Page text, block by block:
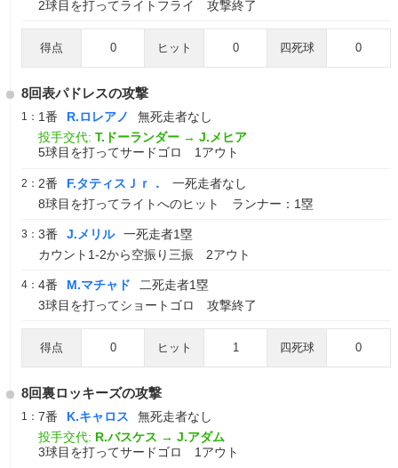
2球目を打ってライトフライ 攻撃終了
得点 0 ヒット 0 四死球 0
8回表パドレスの攻撃
1： 1番 R.ロレアノ
無死走者なし
投手交代: T.ドーランダー → J.メヒア
5球目を打ってサードゴロ 1アウト
2： 2番 F.タティスＪｒ．
一死走者なし
8球目を打ってライトへのヒット ランナー：1塁
3： 3番 J.メリル
一死走者1塁
カウント1-2から空振り三振 2アウト
4： 4番 M.マチャド
二死走者1塁
3球目を打ってショートゴロ 攻撃終了
得点 0 ヒット 1 四死球 0
8回裏ロッキーズの攻撃
1： 7番 K.キャロス
無死走者なし
投手交代: R.バスケス → J.アダム
3球目を打ってサードゴロ 1アウト